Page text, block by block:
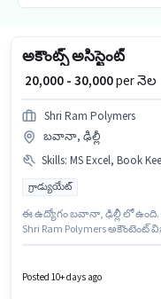
అకౌంట్స్ అసిస్టెంట్
₹ 20,000 - 30,000per నెల
Shri Ram Polymers
బవానా, ఢిల్లీ
Skills: MS Excel, Book
గ్రాడ్యుయేట్
ఈ ఉద్యోగం బవానా, ఢిల్లీ లో ఉంది.
Shri Ram Polymers
కలిగి ఉండాలి. ఈ ఉద్యోగం 2 - 6
అనుకూలంగా ఉంటుంది. మీరు
Posted 10+ days ago